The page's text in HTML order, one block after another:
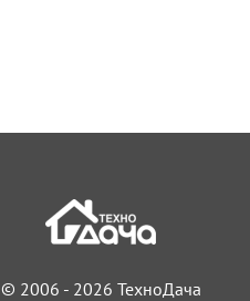
© 2006 - 2026 ТехноДача